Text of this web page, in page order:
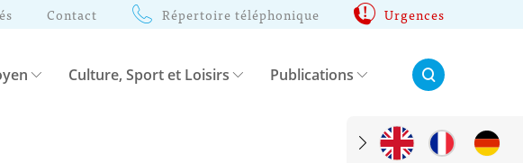
Contact Répertoire téléphonique Urgences
Culture, Sport et Loisirs Publications Rechercher: